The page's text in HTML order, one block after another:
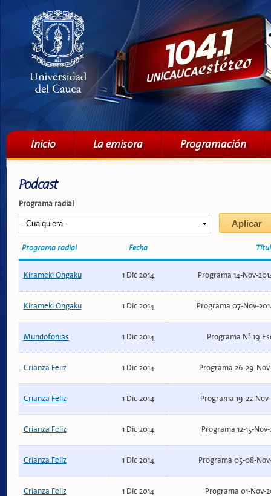
Menú principal
Inicio La emisora Programación
Podcast
Programa radial
Programa radial Fecha
Kirameki Ongaku 1 Dic 2014 Programa 14-Nov-
Kirameki Ongaku 1 Dic 2014 Programa 07-Nov-
Mundofonías 1 Dic 2014 Programa N° 19
Crianza Feliz 1 Dic 2014 Programa 26-29-
Crianza Feliz 1 Dic 2014 Programa 19-22-
Crianza Feliz 1 Dic 2014 Programa 12-15-
Crianza Feliz 1 Dic 2014 Programa 05-08-
Crianza Feliz 1 Dic 2014 Programa 01-Nov-